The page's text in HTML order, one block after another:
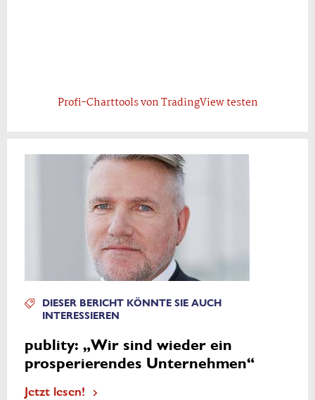
Profi-Charttools von TradingView testen
DIESER BERICHT KÖNNTE SIE AUCH
INTERESSIEREN
publity: „Wir sind wieder ein
prosperierendes Unternehmen“
Jetzt lesen!